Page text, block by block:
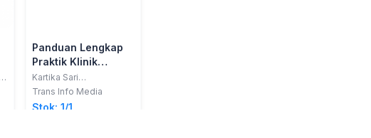
Panduan Lengkap
Praktik Klinik
Keperawatan Jiwa
Kartika Sari
Wijayaningsih,
Trans Info Media
Stok: 1/1